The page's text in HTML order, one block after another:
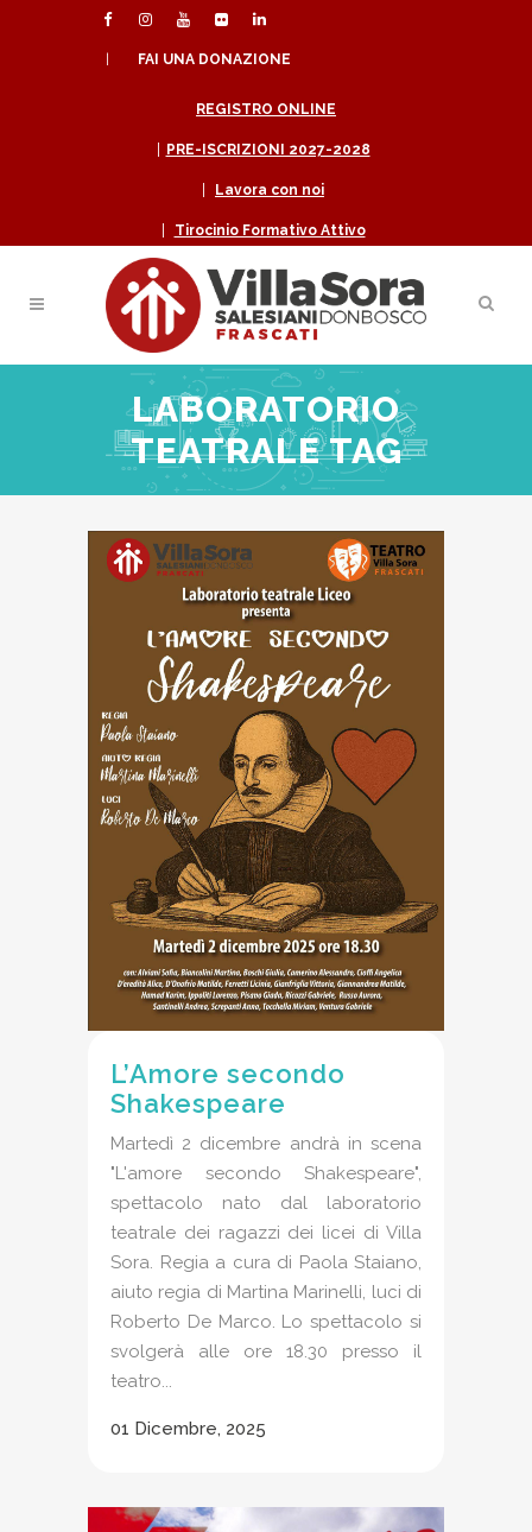
FAI UNA DONAZIONE
REGISTRO ONLINE
PRE-ISCRIZIONI 2027-2028
Lavora con noi
Tirocinio Formativo Attivo
LABORATORIO
TEATRALE TAG
L’Amore secondo
Shakespeare
Martedì 2 dicembre andrà in scena
"L'amore secondo Shakespeare",
spettacolo nato dal laboratorio
teatrale dei ragazzi dei licei di Villa
Sora. Regia a cura di Paola Staiano,
aiuto regia di Martina Marinelli, luci di
Roberto De Marco. Lo spettacolo si
svolgerà alle ore 18.30 presso il
teatro...
01 Dicembre, 2025